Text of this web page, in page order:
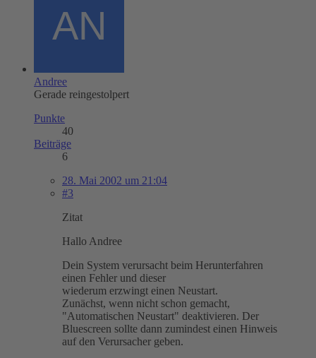
Andree
Gerade reingestolpert
Punkte
40
Beiträge
6
28. Mai 2002 um 21:04
#3
Zitat
Hallo Andree
Dein System verursacht beim Herunterfahren
einen Fehler und dieser
wiederum erzwingt einen Neustart.
Zunächst, wenn nicht schon gemacht,
"Automatischen Neustart" deaktivieren. Der
Bluescreen sollte dann zumindest einen Hinweis
auf den Verursacher geben.